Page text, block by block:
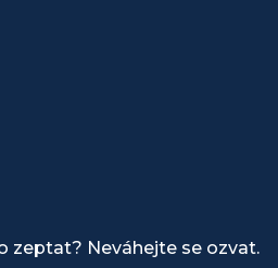
zeptat? Neváhejte se ozvat.